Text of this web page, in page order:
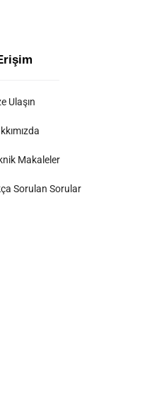
Ulaşın
Makaleler
Sorulan Sorular